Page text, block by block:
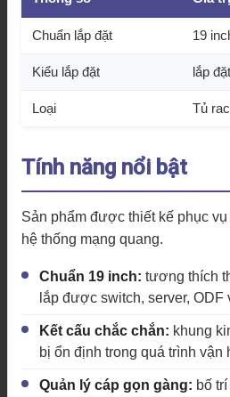
Chuẩn lắp đặt 19
Kiểu lắp đặt lắp
Loại Tủ
Tính năng nổi bật
Sản phẩm được thiết kế phục
hệ thống mạng quang.
Chuẩn 19 inch: tương thích
lắp được switch, server, ODF
Kết cấu chắc chắn: khung
bị ổn định trong quá trình vận
Quản lý cáp gọn gàng: bố